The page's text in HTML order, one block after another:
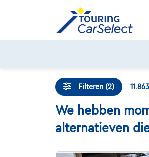
Filteren (2) 11.863
We hebben
alternatieven